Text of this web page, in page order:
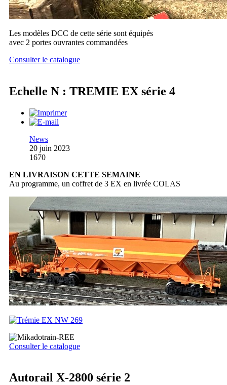
Les modèles DCC de cette série sont équipés
avec 2 portes ouvrantes commandées
Consulter le catalogue
Echelle N : TREMIE EX série 4
News
20 juin 2023
1670
EN LIVRAISON CETTE SEMAINE
Au programme, un coffret de 3 EX en livrée COLAS
Consulter le catalogue
Autorail X-2800 série 2